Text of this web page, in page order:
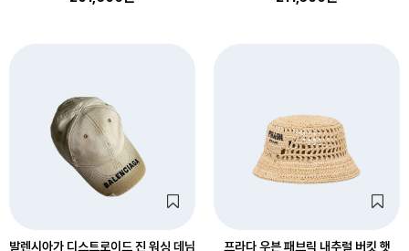
발렌시아가 디스트로이드 진 워싱 데님 프라다 우븐 패브릭 내추럴 버킷 햇